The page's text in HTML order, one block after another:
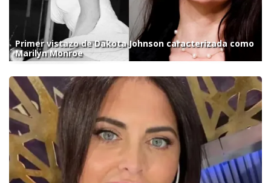
Primer vistazo de Dakota Johnson caracterizada como
Marilyn Monroe